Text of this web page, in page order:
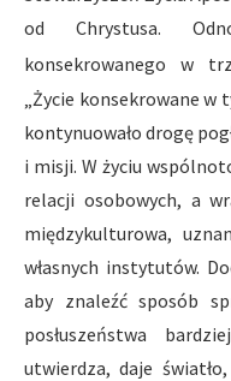
od Chrystusa.
konsekrowanego w
„Życie konsekrowane
kontynuowało drogę
i misji. W życiu
relacji osobowych, a
międzykulturowa,
własnych instytutów.
aby znaleźć sposób
posłuszeństwa
utwierdza, daje